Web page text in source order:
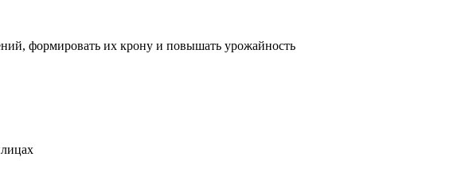
формировать их крону и повышать урожайность